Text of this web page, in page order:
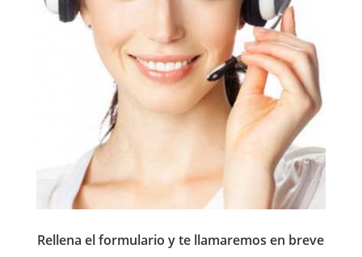
Rellena el formulario y te llamaremos en breve